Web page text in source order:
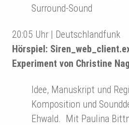
nmz – der newsletter
2 x in der Woche (Dienstag
Freitag)
E-Mail
Surround-Sound
20:05 Uhr | Deutschlandfunk
Hörspiel:
Experiment von Christine
Idee, Manuskript und
Komposition und
Ehwald. Mit Paulina